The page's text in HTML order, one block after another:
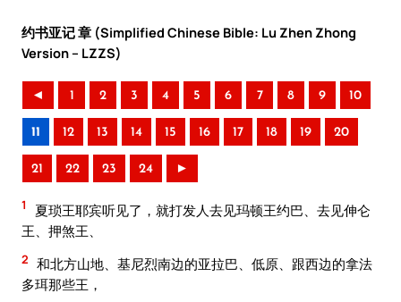
约书亚记 章 (Simplified Chinese Bible: Lu Zhen Zhong
Version – LZZS)
◄ 1 2 3 4 5 6 7 8 9 10
11 12 13 14 15 16 17 18 19 20
21 22 23 24 ►
1
夏琐王耶宾听见了，就打发人去见玛顿王约巴、去见伸仑
王、押煞王、
2 和北方山地、基尼烈南边的亚拉巴、低原、跟西边的拿法
多珥那些王，